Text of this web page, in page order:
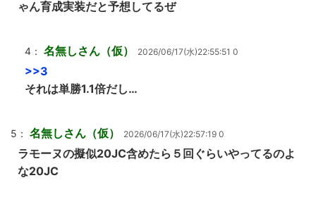
ゃん育成実装だと予想してるぜ
4： 名無しさん（仮） 2026/06/17(水)22:55:51 0
>>3
それは単勝1.1倍だし…
5： 名無しさん（仮） 2026/06/17(水)22:57:19 0
ラモーヌの擬似20JC含めたら５回ぐらいやってるのよ
な20JC